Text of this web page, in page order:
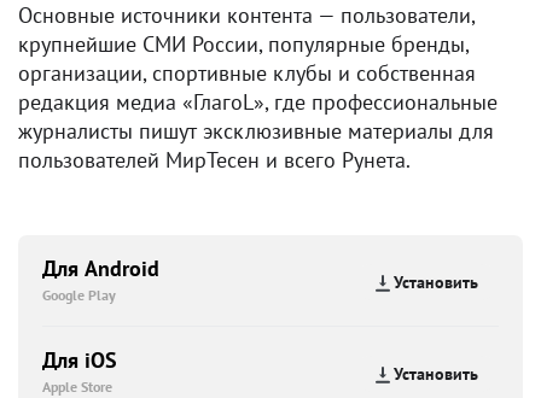
Основные источники контента — пользователи,
крупнейшие СМИ России, популярные бренды,
организации, спортивные клубы и собственная
редакция медиа «ГлагоL», где профессиональные
журналисты пишут эксклюзивные материалы для
пользователей МирТесен и всего Рунета.
Для Android
Google Play
Установить
Для iOS
Apple Store
Установить